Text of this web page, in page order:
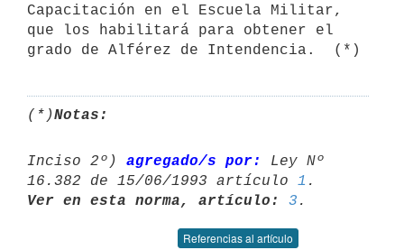
Capacitación en el Escuela Militar,
que los habilitará para obtener el
(*)Notas:
Inciso 2º) agregado/s por:
Ley Nº
16.382 de 15/06/1993 artículo 1
Ver en esta norma, artículo:
3
Referencias al artículo